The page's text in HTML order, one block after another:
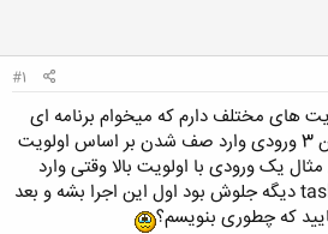
#1
با اولویت های مختلف دارم که میخوام برنامه ای
در متلب بنویسم که وقتی این 3 ورودی وارد صف شدن بر اساس اولویت
یک ورودی با اولویت بالا وقتی وارد
صف میشه حتی اگه 100 تا task دیگه جلوش بود اول این اجرا بشه و بعد
که چطوری بنویسم؟